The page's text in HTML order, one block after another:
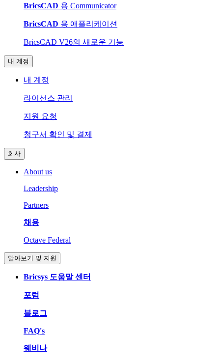
BricsCAD 용 Communicator
BricsCAD 용 애플리케이션
BricsCAD V26의 새로운 기능
내 계정
내 계정
라이선스 관리
지원 요청
청구서 확인 및 결제
회사
About us
Leadership
Partners
채용
Octave Federal
알아보기 및 지원
Bricsys 도움말 센터
포럼
블로그
FAQ's
웨비나